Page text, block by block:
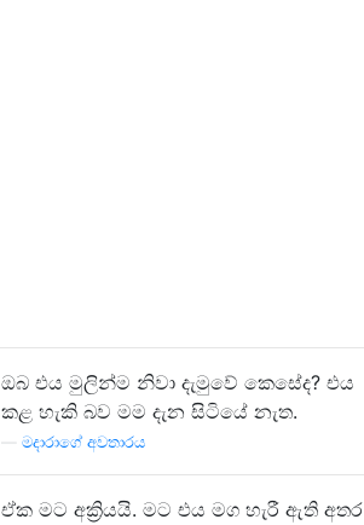
ඔබ එය මුලින්ම නිවා දැමුවේ කෙසේද? එය
කළ හැකි බව මම දැන සිටියේ නැත.
මදාරාගේ අවතාරය
ඒක මට අක්‍රියයි. මට එය මග හැරී ඇති අතර